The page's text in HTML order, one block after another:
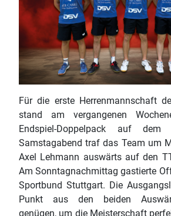
Für die erste Herrenmannschaft
stand am vergangenen
Endspiel-Doppelpack auf dem
Samstagabend traf das Team um
Axel Lehmann auswärts auf den
Am Sonntagnachmittag gastierte
Sportbund Stuttgart. Die
Punkt aus den beiden
genügen, um die Meisterschaft